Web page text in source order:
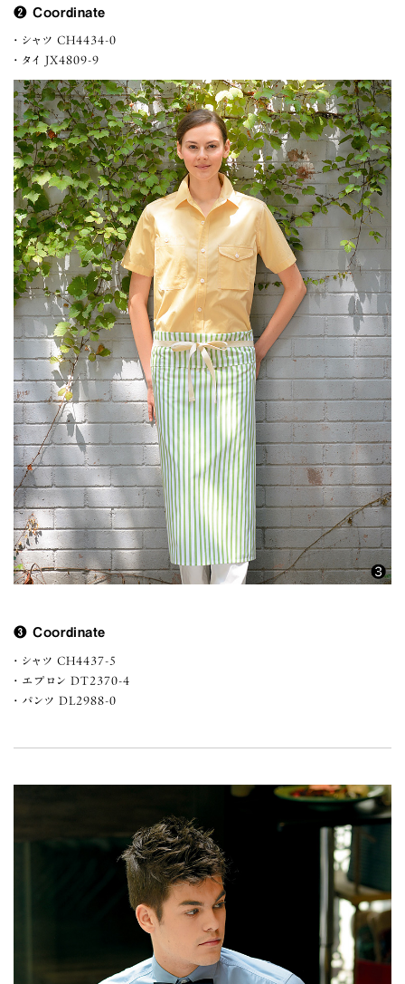
❷ Coordinate
シャツ CH4434-0
タイ JX4809-9
❸ Coordinate
シャツ CH4437-5
エプロン DT2370-4
パンツ DL2988-0